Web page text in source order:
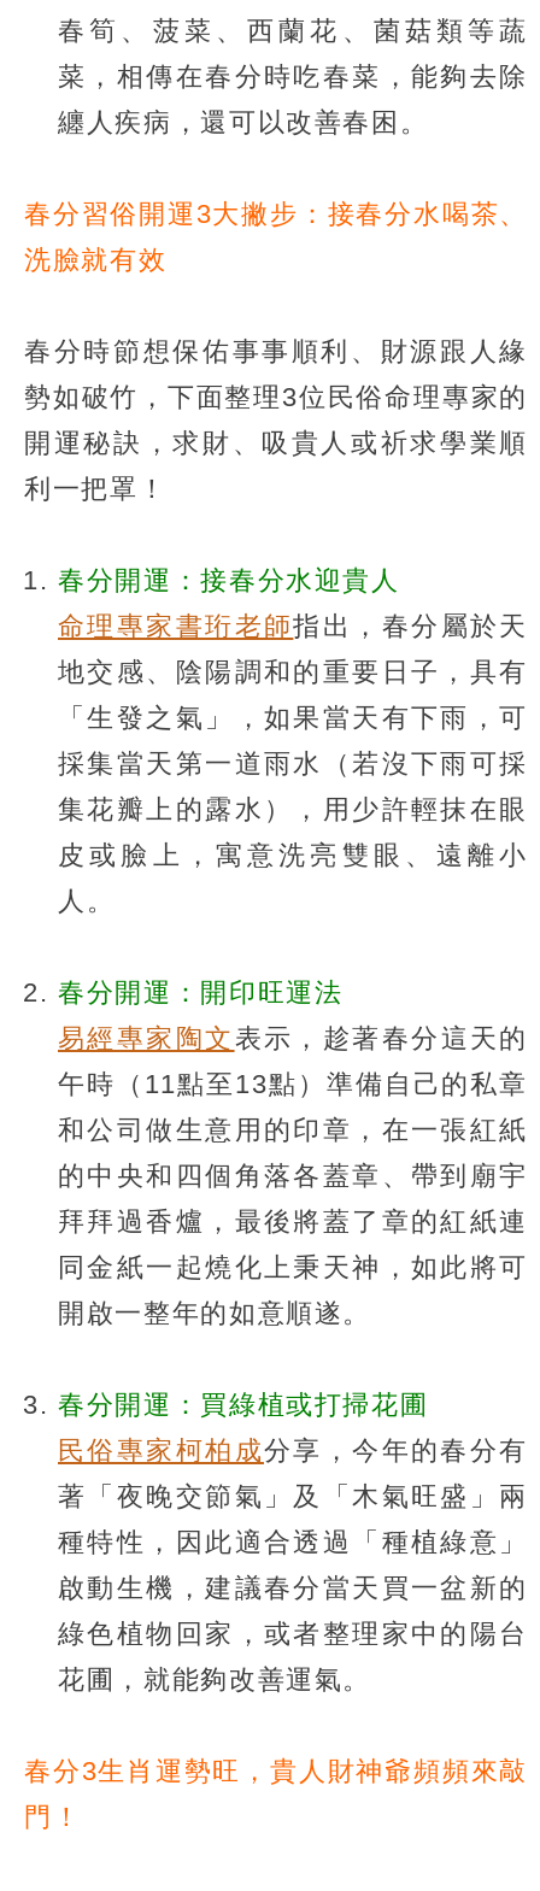
春筍、菠菜、西蘭花、菌菇類等蔬
菜，相傳在春分時吃春菜，能夠去除
纏人疾病，還可以改善春困。
春分習俗開運3大撇步：接春分水喝茶、
洗臉就有效
春分時節想保佑事事順利、財源跟人緣
勢如破竹，下面整理3位民俗命理專家的
開運秘訣，求財、吸貴人或祈求學業順
利一把罩！
春分開運：接春分水迎貴人
命理專家書珩老師指出，春分屬於天
地交感、陰陽調和的重要日子，具有
「生發之氣」，如果當天有下雨，可
採集當天第一道雨水（若沒下雨可採
集花瓣上的露水），用少許輕抹在眼
皮或臉上，寓意洗亮雙眼、遠離小
人。
春分開運：開印旺運法
易經專家陶文表示，趁著春分這天的
午時（11點至13點）準備自己的私章
和公司做生意用的印章，在一張紅紙
的中央和四個角落各蓋章、帶到廟宇
拜拜過香爐，最後將蓋了章的紅紙連
同金紙一起燒化上秉天神，如此將可
開啟一整年的如意順遂。
春分開運：買綠植或打掃花圃
民俗專家柯柏成分享，今年的春分有
著「夜晚交節氣」及「木氣旺盛」兩
種特性，因此適合透過「種植綠意」
啟動生機，建議春分當天買一盆新的
綠色植物回家，或者整理家中的陽台
花圃，就能夠改善運氣。
春分3生肖運勢旺，貴人財神爺頻頻來敲
門！